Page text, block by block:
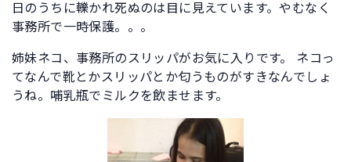
日のうちに轢かれ死ぬのは目に見えています。やむなく
事務所で一時保護。。。
姉妹ネコ、事務所のスリッパがお気に入りです。 ネコっ
てなんで靴とかスリッパとか匂うものがすきなんでしょ
うね。哺乳瓶でミルクを飲ませます。